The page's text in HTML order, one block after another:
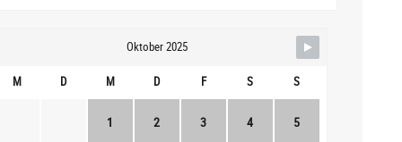
Oktober 2025
M D M D F S S
1 2 3 4 5